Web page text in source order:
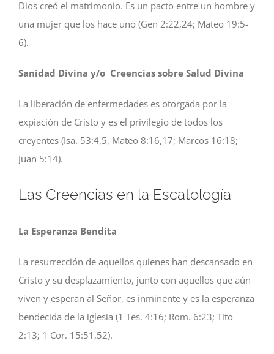
Dios creó el matrimonio. Es un pacto entre un hombre y
una mujer que los hace uno (Gen 2:22,24; Mateo 19:5-
6).
Sanidad Divina y/o Creencias sobre Salud Divina
La liberación de enfermedades es otorgada por la
expiación de Cristo y es el privilegio de todos los
creyentes (Isa. 53:4,5, Mateo 8:16,17; Marcos 16:18;
Juan 5:14).
Las Creencias en la Escatología
La Esperanza Bendita
La resurrección de aquellos quienes han descansado en
Cristo y su desplazamiento, junto con aquellos que aún
viven y esperan al Señor, es inminente y es la esperanza
bendecida de la iglesia (1 Tes. 4:16; Rom. 6:23; Tito
2:13; 1 Cor. 15:51,52).